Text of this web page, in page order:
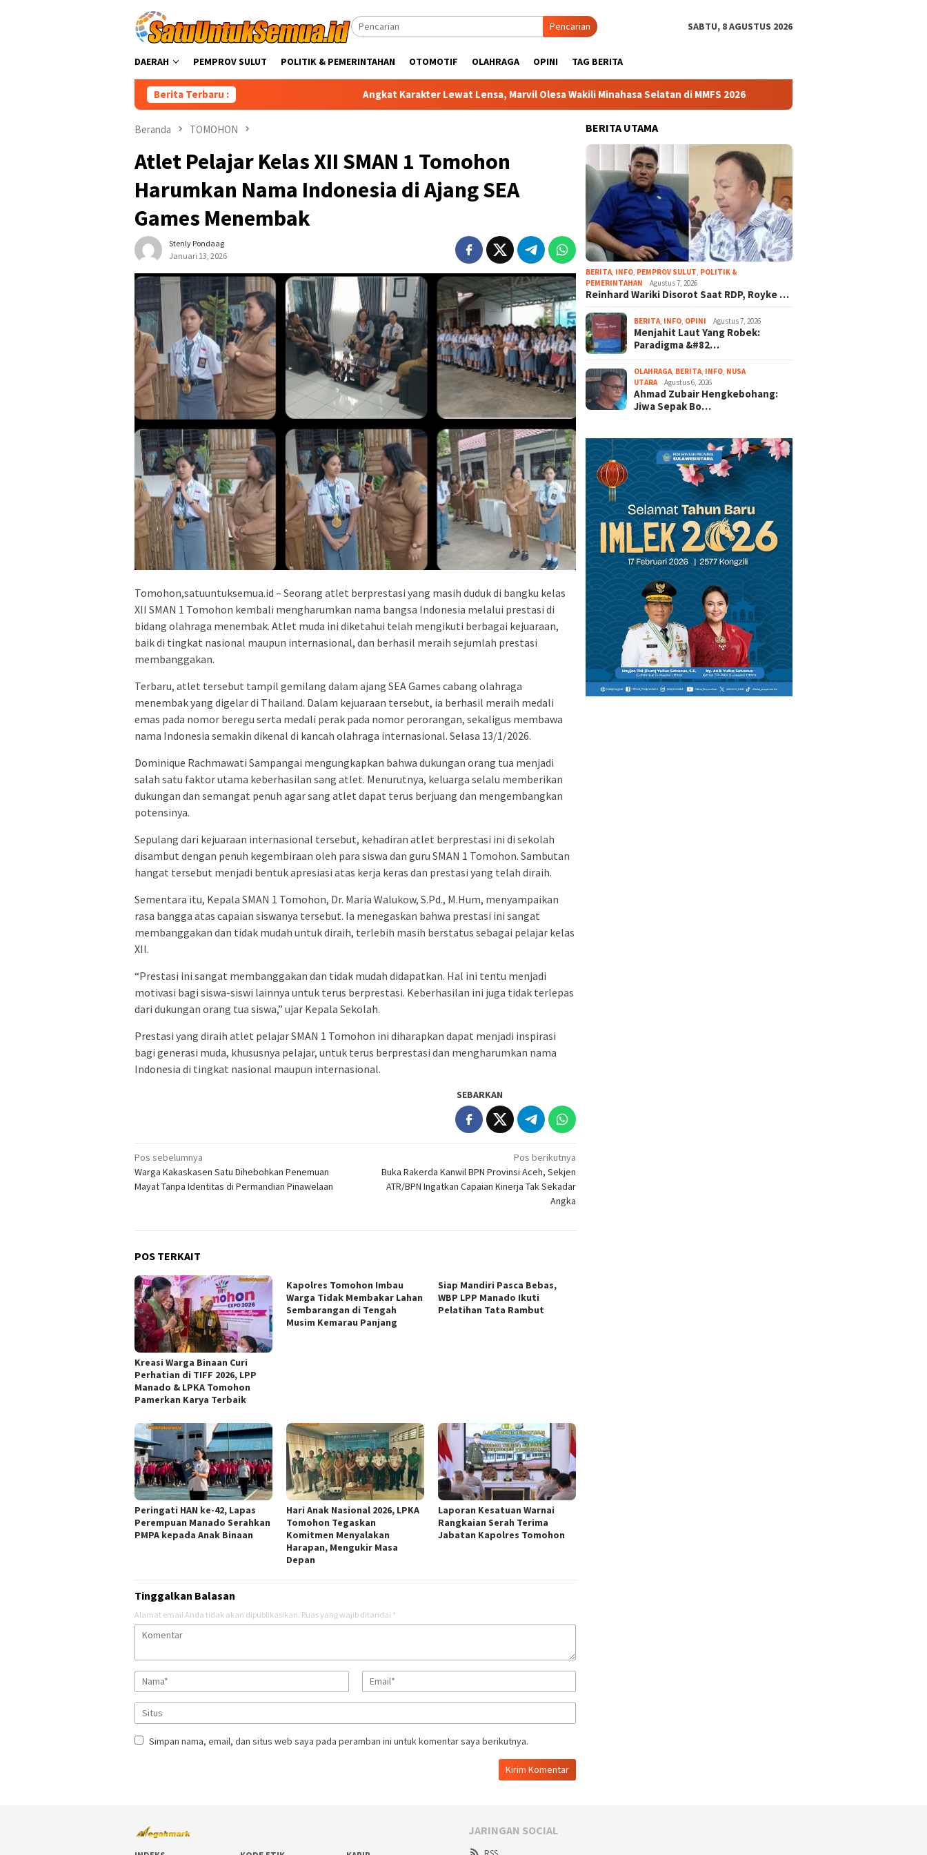
Pencarian SABTU, 8 AGUSTUS 2026
DAERAH PEMPROV SULUT POLITIK & PEMERINTAHAN OTOMOTIF OLAHRAGA OPINI TAG BERITA
Berita Terbaru : Angkat Karakter Lewat Lensa, Marvil Olesa Wakili Minahasa Selatan di MMFS 2026 Perkuat Layanan Agraria, Kantor
Beranda TOMOHON
Atlet Pelajar Kelas XII SMAN 1 Tomohon
Harumkan Nama Indonesia di Ajang SEA
Games Menembak
Stenly Pondaag
Januari 13, 2026
Tomohon,satuuntuksemua.id – Seorang atlet berprestasi yang masih duduk di bangku kelas
XII SMAN 1 Tomohon kembali mengharumkan nama bangsa Indonesia melalui prestasi di
bidang olahraga menembak. Atlet muda ini diketahui telah mengikuti berbagai kejuaraan,
baik di tingkat nasional maupun internasional, dan berhasil meraih sejumlah prestasi
membanggakan.
Terbaru, atlet tersebut tampil gemilang dalam ajang SEA Games cabang olahraga
menembak yang digelar di Thailand. Dalam kejuaraan tersebut, ia berhasil meraih medali
emas pada nomor beregu serta medali perak pada nomor perorangan, sekaligus membawa
nama Indonesia semakin dikenal di kancah olahraga internasional. Selasa 13/1/2026.
Dominique Rachmawati Sampangai mengungkapkan bahwa dukungan orang tua menjadi
salah satu faktor utama keberhasilan sang atlet. Menurutnya, keluarga selalu memberikan
dukungan dan semangat penuh agar sang atlet dapat terus berjuang dan mengembangkan
potensinya.
Sepulang dari kejuaraan internasional tersebut, kehadiran atlet berprestasi ini di sekolah
disambut dengan penuh kegembiraan oleh para siswa dan guru SMAN 1 Tomohon. Sambutan
hangat tersebut menjadi bentuk apresiasi atas kerja keras dan prestasi yang telah diraih.
Sementara itu, Kepala SMAN 1 Tomohon, Dr. Maria Walukow, S.Pd., M.Hum, menyampaikan
rasa bangga atas capaian siswanya tersebut. Ia menegaskan bahwa prestasi ini sangat
membanggakan dan tidak mudah untuk diraih, terlebih masih berstatus sebagai pelajar kelas
XII.
“Prestasi ini sangat membanggakan dan tidak mudah didapatkan. Hal ini tentu menjadi
motivasi bagi siswa-siswi lainnya untuk terus berprestasi. Keberhasilan ini juga tidak terlepas
dari dukungan orang tua siswa,” ujar Kepala Sekolah.
Prestasi yang diraih atlet pelajar SMAN 1 Tomohon ini diharapkan dapat menjadi inspirasi
bagi generasi muda, khususnya pelajar, untuk terus berprestasi dan mengharumkan nama
Indonesia di tingkat nasional maupun internasional.
SEBARKAN
Navigasi
pos
Pos sebelumnya
Warga Kakaskasen Satu Dihebohkan Penemuan
Mayat Tanpa Identitas di Permandian Pinawelaan
Pos berikutnya
Buka Rakerda Kanwil BPN Provinsi Aceh, Sekjen
ATR/BPN Ingatkan Capaian Kinerja Tak Sekadar
Angka
POS TERKAIT
Kreasi Warga Binaan Curi
Perhatian di TIFF 2026, LPP
Manado & LPKA Tomohon
Pamerkan Karya Terbaik
Kapolres Tomohon Imbau
Warga Tidak Membakar Lahan
Sembarangan di Tengah
Musim Kemarau Panjang
Siap Mandiri Pasca Bebas,
WBP LPP Manado Ikuti
Pelatihan Tata Rambut
Peringati HAN ke-42, Lapas
Perempuan Manado Serahkan
PMPA kepada Anak Binaan
Hari Anak Nasional 2026, LPKA
Tomohon Tegaskan
Komitmen Menyalakan
Harapan, Mengukir Masa
Depan
Laporan Kesatuan Warnai
Rangkaian Serah Terima
Jabatan Kapolres Tomohon
Tinggalkan Balasan
Alamat email Anda tidak akan dipublikasikan. Ruas yang wajib ditandai *
Simpan nama, email, dan situs web saya pada peramban ini untuk komentar saya berikutnya.
BERITA UTAMA
BERITA INFO PEMPROV SULUT POLITIK &
PEMERINTAHAN
Agustus 7, 2026
Reinhard Wariki Disorot Saat RDP, Royke …
BERITA INFO OPINI Agustus 7, 2026
Menjahit Laut Yang Robek:
Paradigma &#82…
OLAHRAGA BERITA INFO NUSA
UTARA
Agustus 6, 2026
Ahmad Zubair Hengkebohang:
Jiwa Sepak Bo…
JARINGAN SOCIAL